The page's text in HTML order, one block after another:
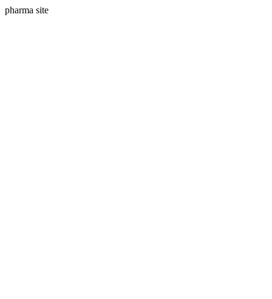
pharma site